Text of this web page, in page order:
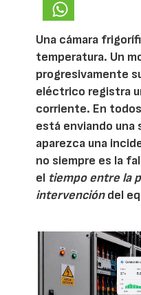
Una cámara
temperatura. Un
progresivamente
eléctrico registra
corriente. En
está enviando una
aparezca una
no siempre es la
el tiempo entre la
intervencióndel